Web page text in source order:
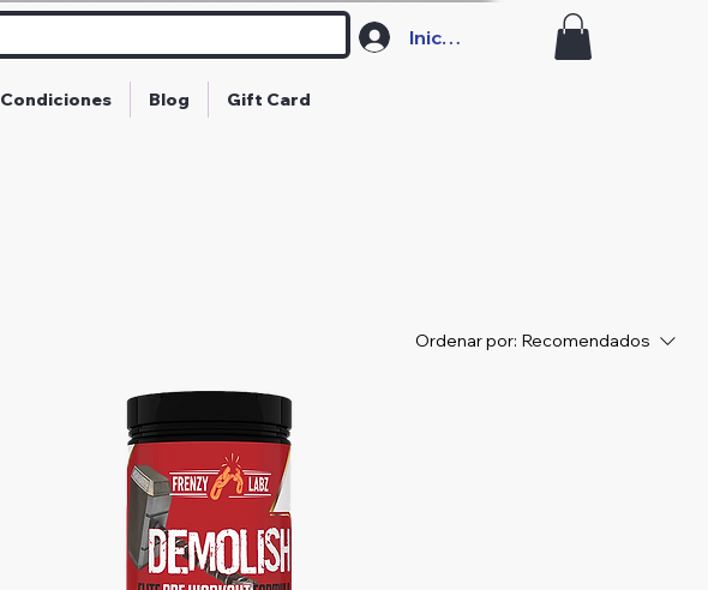
Condiciones Blog Gift Card
Iniciar sesión
Ordenar por: Recomendados